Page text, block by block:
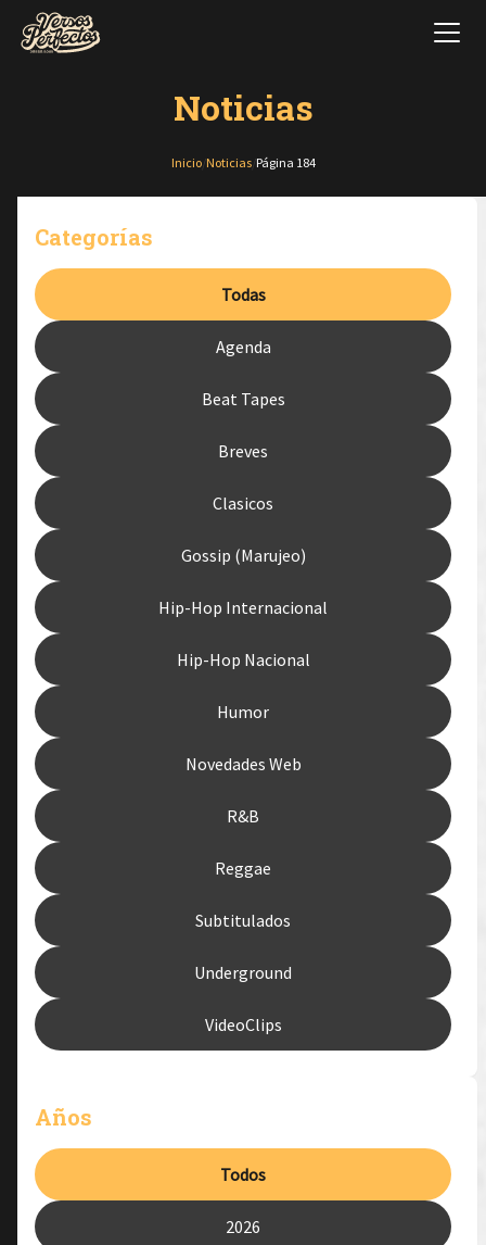
Noticias
Inicio/ Noticias/ Página 184
Categorías
Todas
Agenda
Beat Tapes
Breves
Clasicos
Gossip (Marujeo)
Hip-Hop Internacional
Hip-Hop Nacional
Humor
Novedades Web
R&B
Reggae
Subtitulados
Underground
VideoClips
Años
Todos
2026